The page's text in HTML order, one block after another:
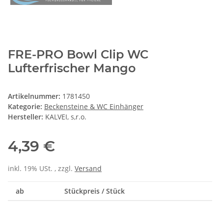
FRE-PRO Bowl Clip WC
Lufterfrischer Mango
Artikelnummer: 1781450
Kategorie: Beckensteine & WC Einhänger
Hersteller: KALVEI, s,r.o.
4,39 €
inkl. 19% USt. , zzgl. Versand
ab Stückpreis / Stück